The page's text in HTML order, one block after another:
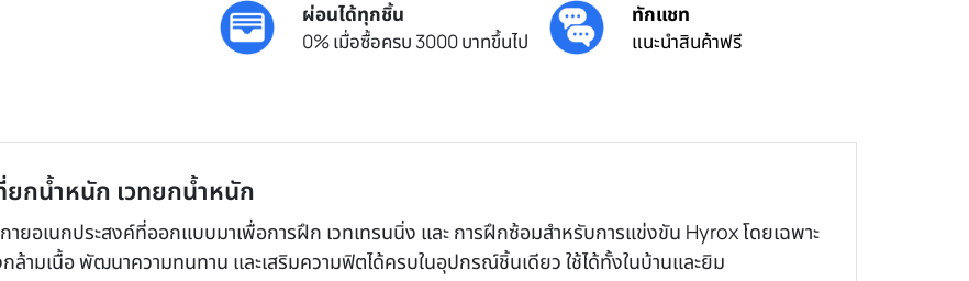
ผ่อนได้ทุกชิ้น
0% เมื่อซื้อครบ 3000 บาทขึ้นไป
ทักแชท
แนะนำสินค้าฟรี
ยกน้ำหนัก เวทยกน้ำหนัก
อเนกประสงค์ที่ออกแบบมาเพื่อการฝึก เวทเทรนนิ่ง และ การฝึกซ้อมสำหรับการแข่งขัน Hyrox โดยเฉพาะ
ล้ามเนื้อ พัฒนาความทนทาน และเสริมความฟิตได้ครบในอุปกรณ์ชิ้นเดียว ใช้ได้ทั้งในบ้านและยิม